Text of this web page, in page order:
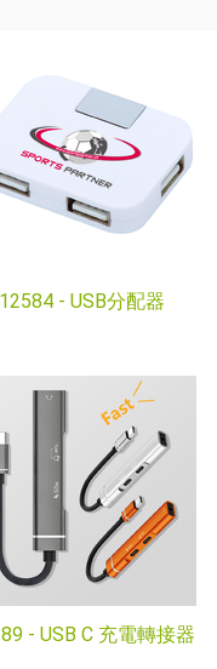
12584 - USB分配器
- USB C 充電轉接器